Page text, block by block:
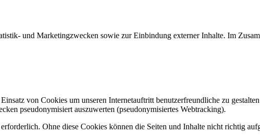
und Marketingzwecken sowie zur Einbindung externer Inhalte. Im
von Cookies um unseren Internetauftritt benutzerfreundliche zu
pseudonymisiert auszuwerten (pseudonymisiertes Webtracking).
Ohne diese Cookies können die Seiten und Inhalte nicht richtig